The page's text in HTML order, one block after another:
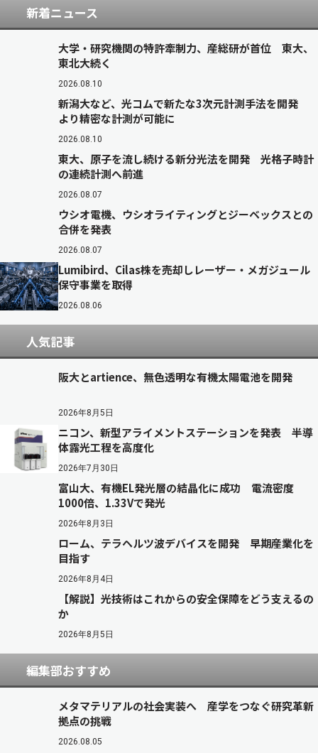
新着ニュース
大学・研究機関の特許牽制力、産総研が首位 東大、
東北大続く
2026.08.10
新潟大など、光コムで新たな3次元計測手法を開発
より精密な計測が可能に
2026.08.10
東大、原子を流し続ける新分光法を開発 光格子時計
の連続計測へ前進
2026.08.07
ウシオ電機、ウシオライティングとジーベックスとの
合併を発表
2026.08.07
Lumibird、Cilas株を売却しレーザー・メガジュール
保守事業を取得
2026.08.06
人気記事
阪大とartience、無色透明な有機太陽電池を開発
2026年8月5日
ニコン、新型アライメントステーションを発表 半導
体露光工程を高度化
2026年7月30日
富山大、有機EL発光層の結晶化に成功 電流密度
1000倍、1.33Vで発光
2026年8月3日
ローム、テラヘルツ波デバイスを開発 早期産業化を
目指す
2026年8月4日
【解説】光技術はこれからの安全保障をどう支えるの
か
2026年8月5日
編集部おすすめ
メタマテリアルの社会実装へ 産学をつなぐ研究革新
拠点の挑戦
2026.08.05